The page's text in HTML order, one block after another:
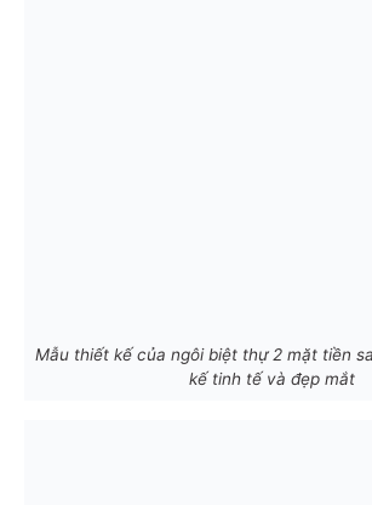
Mẫu thiết kế của ngôi biệt thự 2 mặt tiền
kế tinh tế và đẹp mắt